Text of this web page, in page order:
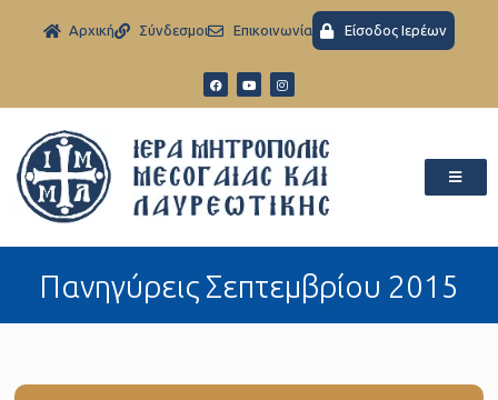
Aρχική Σύνδεσμοι Eπικοινωνία Είσοδος Ιερέων
Πανηγύρεις Σεπτεμβρίου 2015